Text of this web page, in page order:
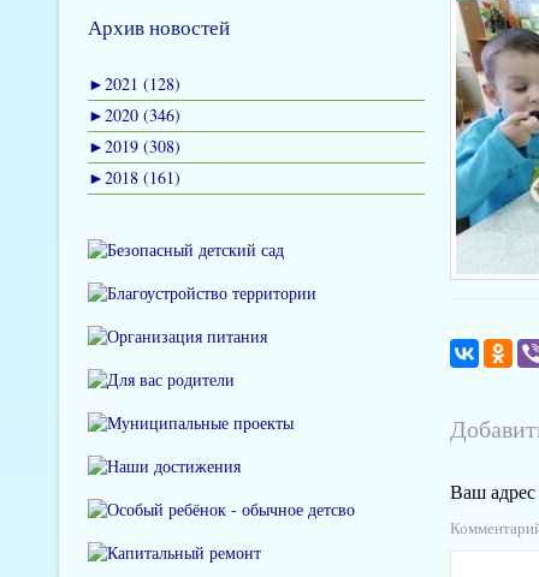
Архив новостей
►2021 (128)
►2020 (346)
►2019 (308)
►2018 (161)
Ваш адрес